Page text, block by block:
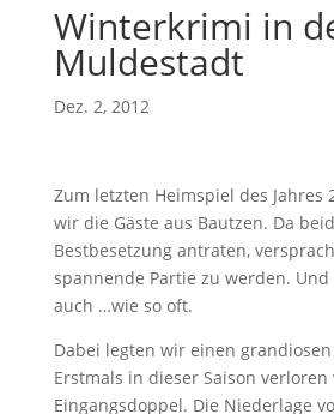
Winterkrimi in
Muldestadt
Dez. 2, 2012
Zum letzten Heimspiel des Jahres
wir die Gäste aus Bautzen. Da
Bestbesetzung antraten,
spannende Partie zu werden. Und
auch …wie so oft.
Dabei legten wir einen
Erstmals in dieser Saison
Eingangsdoppel. Die Niederlage